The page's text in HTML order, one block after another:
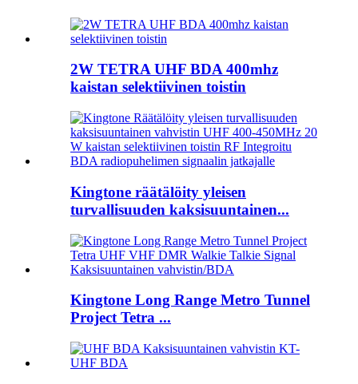
2W TETRA UHF BDA 400mhz
kaistan selektiivinen toistin
Kingtone räätälöity yleisen
turvallisuuden kaksisuuntainen...
Kingtone Long Range Metro Tunnel
Project Tetra ...